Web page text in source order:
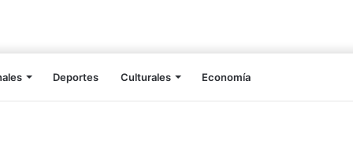
Deportes Culturales Economía